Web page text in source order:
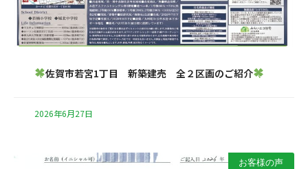
佐賀市若宮1丁目 新築建売 全２区画のご紹介
2026年6月27日
お客様の声